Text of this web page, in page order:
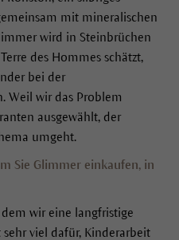
mit mineralischen
wird in Steinbrüchen
des Hommes schätzt,
bei der
Weil wir das Problem
ausgewählt, der
umgeht.
Sie Glimmer einkaufen, in
wir eine langfristige
viel dafür, Kinderarbeit